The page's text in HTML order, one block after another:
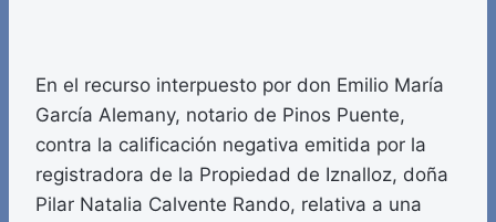
En el recurso interpuesto por don Emilio María
García Alemany, notario de Pinos Puente,
contra la calificación negativa emitida por la
registradora de la Propiedad de Iznalloz, doña
Pilar Natalia Calvente Rando, relativa a una